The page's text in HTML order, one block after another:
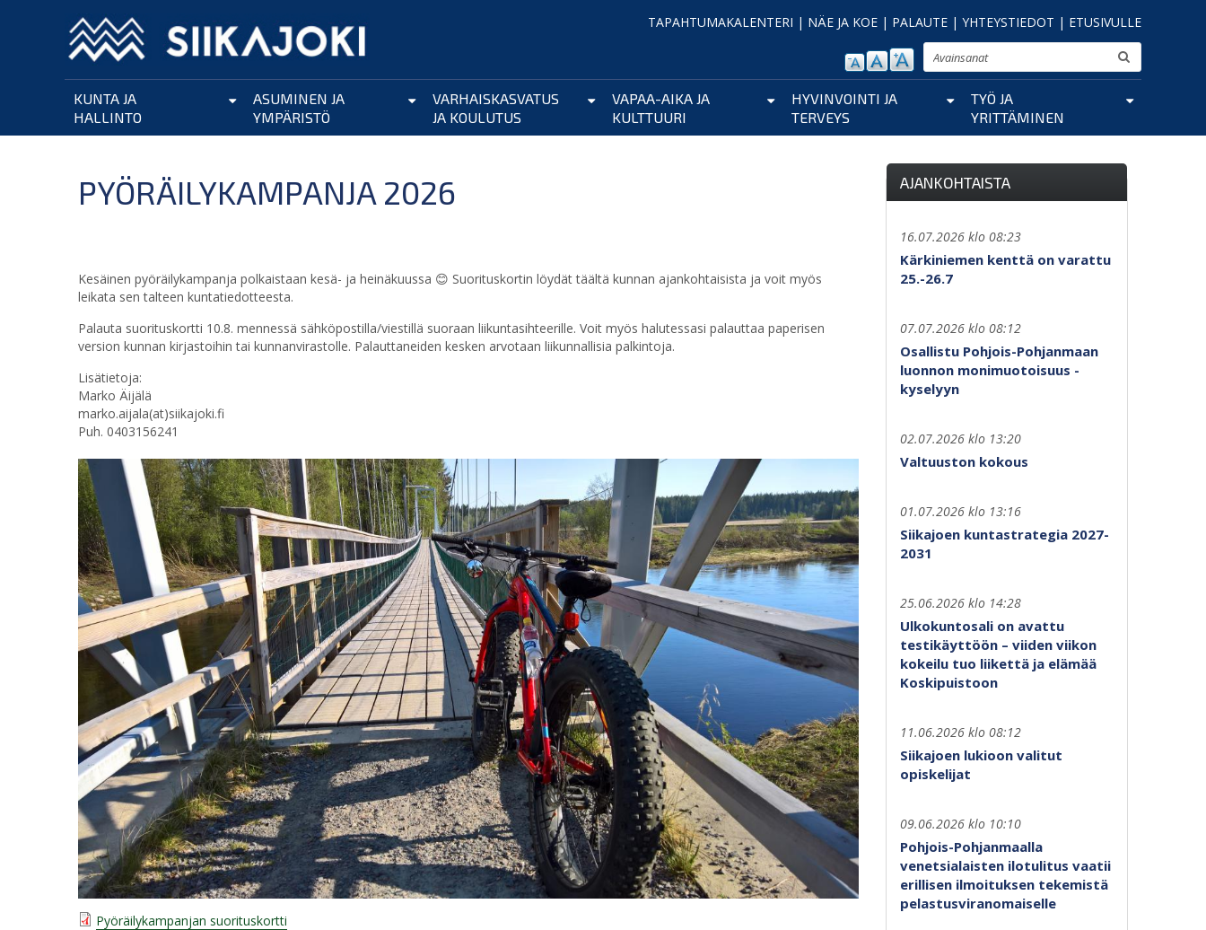
Hyppää
pääsisältöön
TAPAHTUMAKALENTERI | NÄE JA KOE | PALAUTE | YHTEYSTIEDOT | ETUSIVULLE
Etsi
KUNTA JA
HALLINTO
ASUMINEN JA
YMPÄRISTÖ
VARHAISKASVATUS
JA KOULUTUS
VAPAA-AIKA JA
KULTTUURI
HYVINVOINTI JA
TERVEYS
TYÖ JA
YRITTÄMINEN
PYÖRÄILYKAMPANJA 2026
Kesäinen pyöräilykampanja polkaistaan kesä- ja heinäkuussa 😊 Suorituskortin löydät täältä kunnan ajankohtaisista ja voit myös
leikata sen talteen kuntatiedotteesta.
Palauta suorituskortti 10.8. mennessä sähköpostilla/viestillä suoraan liikuntasihteerille. Voit myös halutessasi palauttaa paperisen
version kunnan kirjastoihin tai kunnanvirastolle. Palauttaneiden kesken arvotaan liikunnallisia palkintoja.
Lisätietoja:
Marko Äijälä
marko.aijala(at)siikajoki.fi
Puh. 0403156241
Pyöräilykampanjan suorituskortti
AJANKOHTAISTA
16.07.2026 klo 08:23
Kärkiniemen kenttä on varattu
25.-26.7
07.07.2026 klo 08:12
Osallistu Pohjois-Pohjanmaan
luonnon monimuotoisuus -
kyselyyn
02.07.2026 klo 13:20
Valtuuston kokous
01.07.2026 klo 13:16
Siikajoen kuntastrategia 2027-
2031
25.06.2026 klo 14:28
Ulkokuntosali on avattu
testikäyttöön – viiden viikon
kokeilu tuo liikettä ja elämää
Koskipuistoon
11.06.2026 klo 08:12
Siikajoen lukioon valitut
opiskelijat
09.06.2026 klo 10:10
Pohjois-Pohjanmaalla
venetsialaisten ilotulitus vaatii
erillisen ilmoituksen tekemistä
pelastusviranomaiselle